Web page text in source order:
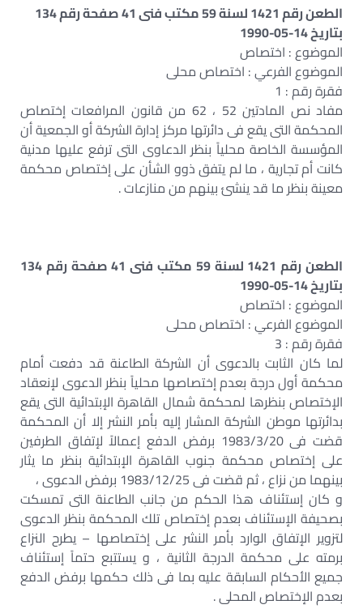
الطعن رقم 1421 لسنة 59 مكتب فنى 41 صفحة رقم 134
بتاريخ 14-05-1990
الموضوع : اختصاص
الموضوع الفرعي : اختصاص محلى
فقرة رقم : 1
مفاد نص المادتين 52 ، 62 من قانون المرافعات إختصاص
المحكمة التى يقع فى دائرتها مركز إدارة الشركة أو الجمعية أن
المؤسسة الخاصة محلياً بنظر الدعاوى التى ترفع عليها مدنية
كانت أم تجارية ، ما لم يتفق ذوو الشأن على إختصاص محكمة
معينة بنظر ما قد ينشئ بينهم من منازعات .
الطعن رقم 1421 لسنة 59 مكتب فنى 41 صفحة رقم 134
بتاريخ 14-05-1990
الموضوع : اختصاص
الموضوع الفرعي : اختصاص محلى
فقرة رقم : 3
لما كان الثابت بالدعوى أن الشركة الطاعنة قد دفعت أمام
محكمة أول درجة بعدم إختصاصها محلياً بنظر الدعوى لإنعقاد
الإختصاص بنظرها لمحكمة شمال القاهرة الإبتدائية التى يقع
بدائرتها موطن الشركة المشار إليه بأمر النشر إلا أن المحكمة
قضت فى 1983/3/20 برفض الدفع إعمالاً لإتفاق الطرفين
على إختصاص محكمة جنوب القاهرة الإبتدائية بنظر ما يثار
بينهما من نزاع ، ثم قضت فى 1983/12/25 برفض الدعوى ،
و كان إستئناف هذا الحكم من جانب الطاعنة التى تمسكت
بصحيفة الإستئناف بعدم إختصاص تلك المحكمة بنظر الدعوى
لتزوير الإتفاق الوارد بأمر النشر على إختصاصها – يطرح النزاع
برمته على محكمة الدرجة الثانية ، و يستتبع حتماً إستئناف
جميع الأحكام السابقة عليه بما فى ذلك حكمها برفض الدفع
بعدم الإختصاص المحلى .